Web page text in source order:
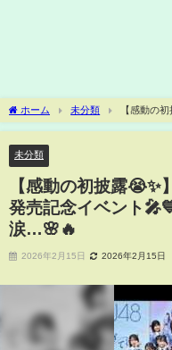
ホーム 未分類
【感動の
ベント🎤💙石田千穂ラストシングル
未分類
【感動の初披露😭✨
発売記念イベント
涙…🌸🔥
2026年2月15日 2026年2月15日